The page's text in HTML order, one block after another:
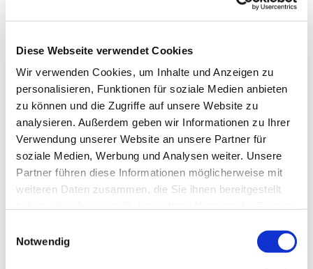
Diese Webseite verwendet Cookies
Wir verwenden Cookies, um Inhalte und Anzeigen zu
personalisieren, Funktionen für soziale Medien anbieten
zu können und die Zugriffe auf unsere Website zu
analysieren. Außerdem geben wir Informationen zu Ihrer
Verwendung unserer Website an unsere Partner für
soziale Medien, Werbung und Analysen weiter. Unsere
Partner führen diese Informationen möglicherweise mit
weiteren Daten zusammen, die Sie ihnen bereitgestellt
Notwendig
Dies könnte Sie auch
interessieren